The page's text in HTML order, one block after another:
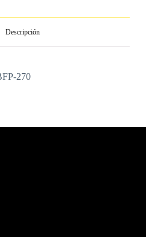
Descripción
270